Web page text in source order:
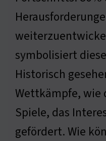
symbolisiert
Historisch
Wettkämpfe, wie
Spiele, das
gefördert. Wie